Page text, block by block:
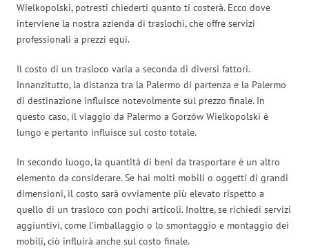
Wielkopolski, potresti chiederti quanto ti costerà. Ecco dove
interviene la nostra azienda di traslochi, che offre servizi
professionali a prezzi equi.
Il costo di un trasloco varia a seconda di diversi fattori.
Innanzitutto, la distanza tra la Palermo di partenza e la Palermo
di destinazione influisce notevolmente sul prezzo finale. In
questo caso, il viaggio da Palermo a Gorzów Wielkopolski è
lungo e pertanto influisce sul costo totale.
In secondo luogo, la quantità di beni da trasportare è un altro
elemento da considerare. Se hai molti mobili o oggetti di grandi
dimensioni, il costo sarà ovviamente più elevato rispetto a
quello di un trasloco con pochi articoli. Inoltre, se richiedi servizi
aggiuntivi, come l’imballaggio o lo smontaggio e montaggio dei
mobili, ciò influirà anche sul costo finale.